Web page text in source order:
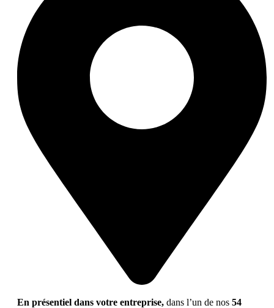
En présentiel dans votre entreprise, dans l’un de nos 54